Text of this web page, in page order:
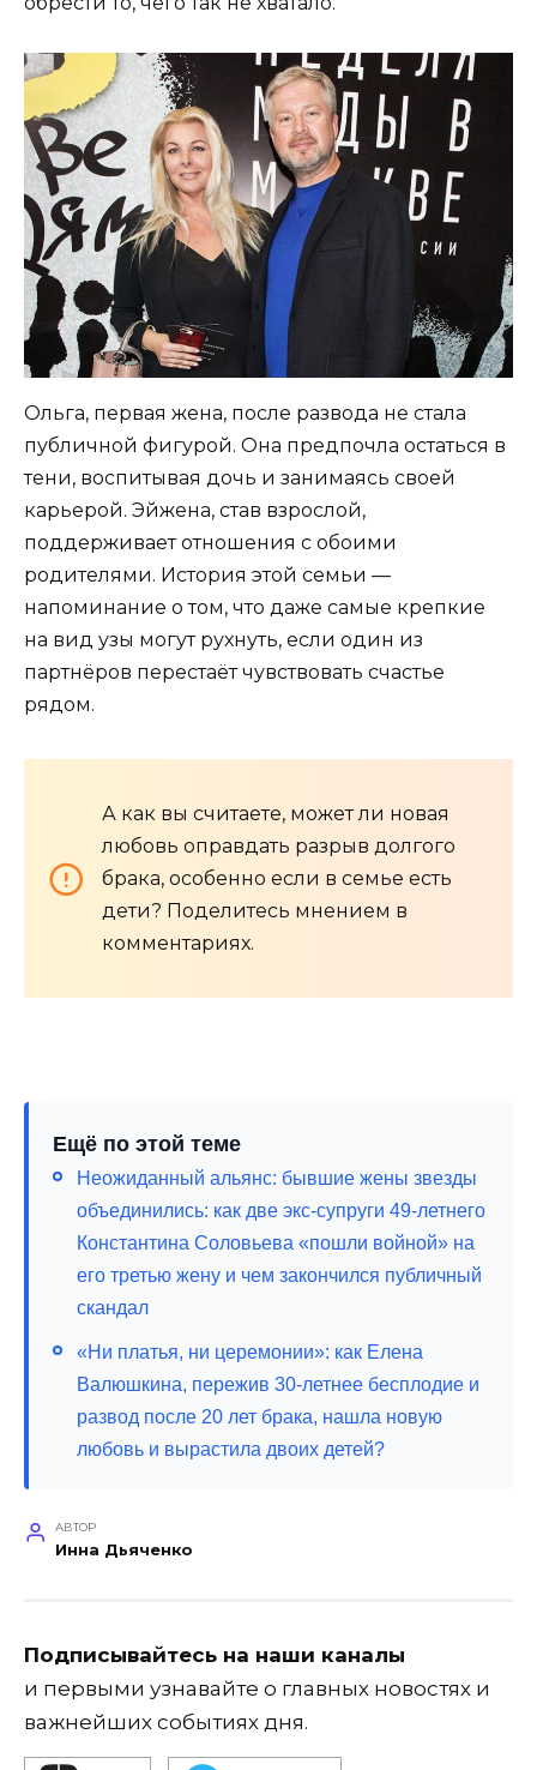
Ольга, первая жена, после развода не стала
публичной фигурой. Она предпочла остаться в
тени, воспитывая дочь и занимаясь своей
карьерой. Эйжена, став взрослой,
поддерживает отношения с обоими
родителями. История этой семьи —
напоминание о том, что даже самые крепкие
на вид узы могут рухнуть, если один из
партнёров перестаёт чувствовать счастье
рядом.
А как вы считаете, может ли новая
любовь оправдать разрыв долгого
брака, особенно если в семье есть
дети? Поделитесь мнением в
комментариях.
Ещё по этой теме
Неожиданный альянс: бывшие жены звезды
объединились: как две экс-супруги 49-летнего
Константина Соловьева «пошли войной» на
его третью жену и чем закончился публичный
скандал
«Ни платья, ни церемонии»: как Елена
Валюшкина, пережив 30-летнее бесплодие и
развод после 20 лет брака, нашла новую
любовь и вырастила двоих детей?
АВТОР
Инна Дьяченко
Подписывайтесь на наши каналы
и первыми узнавайте о главных новостях и
важнейших событиях дня.